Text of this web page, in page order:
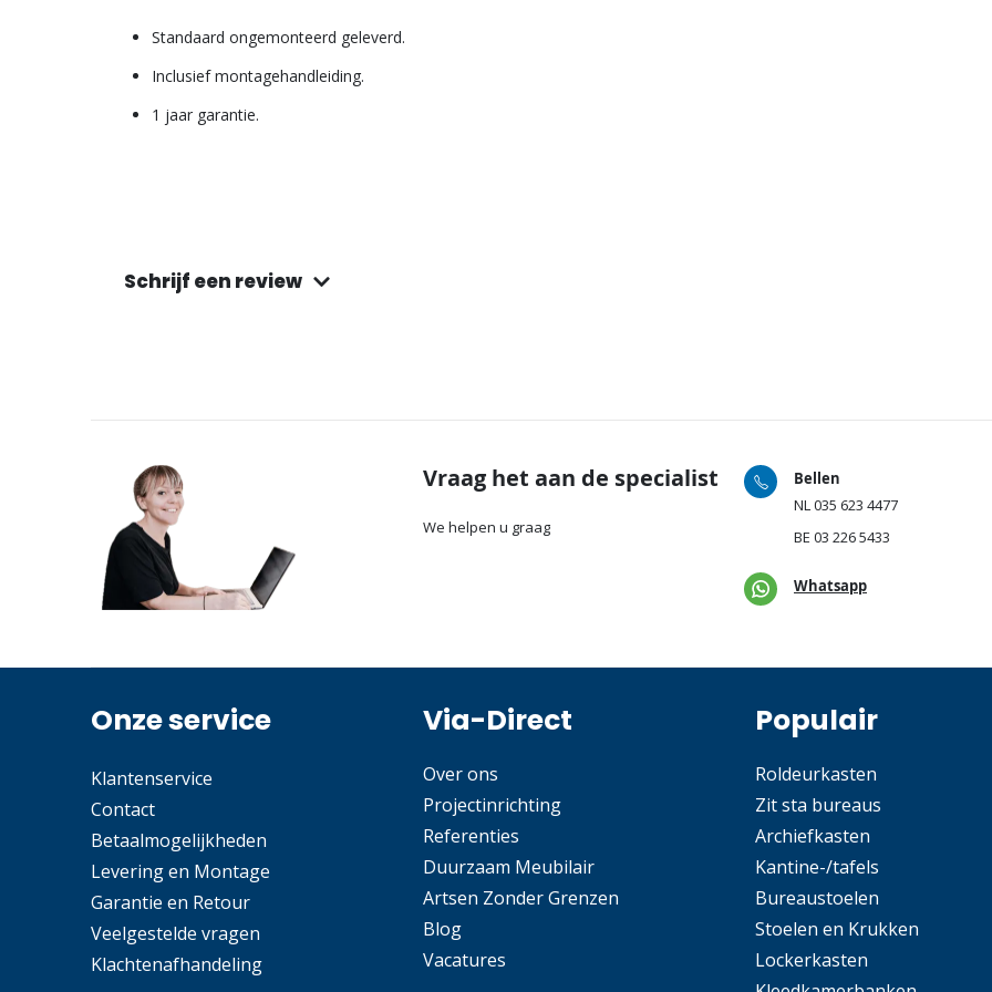
Standaard ongemonteerd geleverd.
Inclusief montagehandleiding.
1 jaar garantie.
Schrijf een review
Vraag het aan de specialist
We helpen u graag
Bellen
NL 035 623 4477
BE 03 226 5433
Whatsapp
Onze service
Klantenservice
Contact
Betaalmogelijkheden
Levering en Montage
Garantie en Retour
Veelgestelde vragen
Klachtenafhandeling
Via-Direct
Over ons
Projectinrichting
Referenties
Duurzaam Meubilair
Artsen Zonder Grenzen
Blog
Vacatures
Populair
Roldeurkasten
Zit sta bureaus
Archiefkasten
Kantine-/tafels
Bureaustoelen
Stoelen en Krukken
Lockerkasten